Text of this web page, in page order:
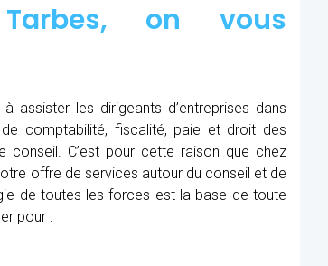
Tarbes, on vous
assister les dirigeants d’entreprises dans
comptabilité, fiscalité, paie et droit des
conseil. C’est pour cette raison que chez
offre de services autour du conseil et de
de toutes les forces est la base de toute
pour :